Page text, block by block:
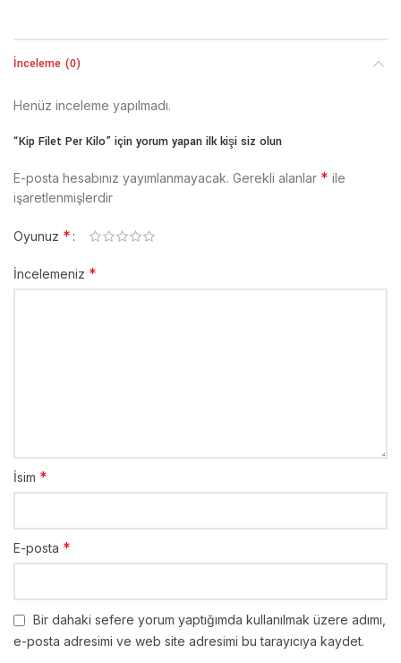
İnceleme (0)
Henüz inceleme yapılmadı.
“Kip Filet Per Kilo” için yorum yapan ilk kişi siz olun
E-posta hesabınız yayımlanmayacak. Gerekli alanlar * ile
işaretlenmişlerdir
Oyunuz *
İncelemeniz *
İsim *
E-posta *
Bir dahaki sefere yorum yaptığımda kullanılmak üzere adımı,
e-posta adresimi ve web site adresimi bu tarayıcıya kaydet.